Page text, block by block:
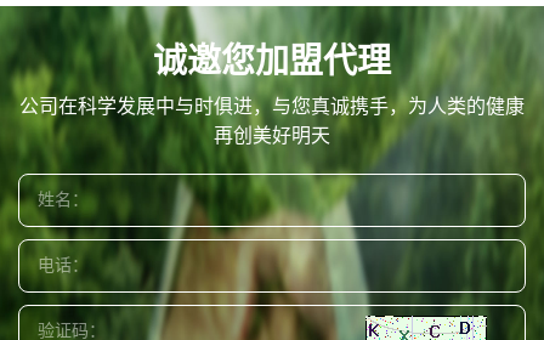
诚邀您加盟代理
公司在科学发展中与时俱进，与您真诚携手，为人类的健康
再创美好明天